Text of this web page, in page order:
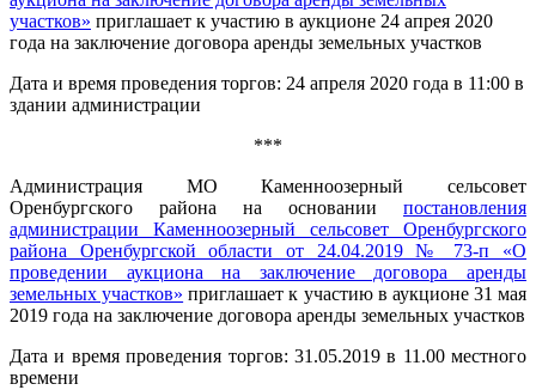
участков» приглашает к участию в аукционе 24 апрея 2020
года на заключение договора аренды земельных участков
Дата и время проведения торгов: 24 апреля 2020 года в 11:00 в
здании администрации
***
Администрация МО Каменноозерный сельсовет
Оренбургского района на основании постановления
администрации Каменноозерный сельсовет Оренбургского
района Оренбургской области от 24.04.2019 № 73-п «О
проведении аукциона на заключение договора аренды
земельных участков» приглашает к участию в аукционе 31 мая
2019 года на заключение договора аренды земельных участков
Дата и время проведения торгов: 31.05.2019 в 11.00 местного
времени